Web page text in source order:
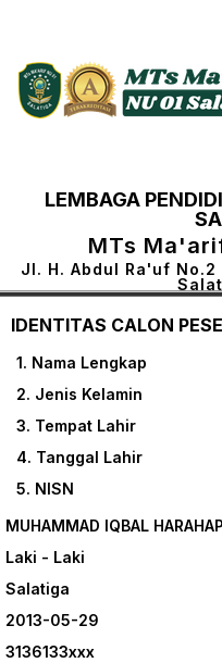
LEMBAGA
MTs
Jl. H. Abdul Ra'uf
IDENTITAS CALON
1. Nama
2. Jenis
3. Tempat
4. Tanggal
5.
MUHAMMAD IQBAL HARAHAP
Laki - Laki
Salatiga
2013-05-29
3136133xxx